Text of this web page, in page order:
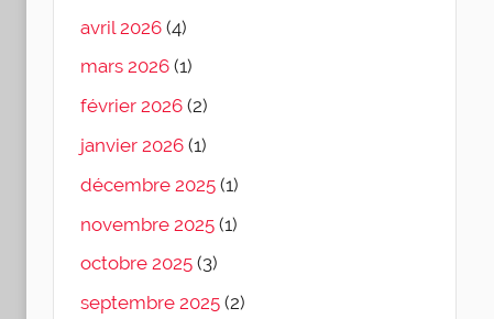
avril 2026 (4)
mars 2026 (1)
février 2026 (2)
janvier 2026 (1)
décembre 2025 (1)
novembre 2025 (1)
octobre 2025 (3)
septembre 2025 (2)